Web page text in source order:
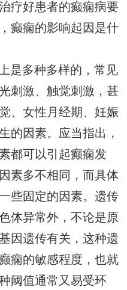
疗好患者的癫痫病要
癫痫的影响起因是什
是多种多样的，常见
刺激、触觉刺激，甚
、女性月经期、妊娠
的因素。应当指出，
都可以引起癫痫发
素多不相同，而具体
些固定的因素。遗传
体异常外，不论是原
因遗传有关，这种遗
痫的敏感程度，也就
阈值通常又易受环